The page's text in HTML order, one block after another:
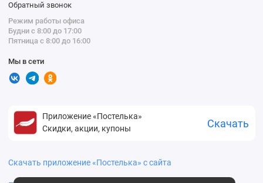
Обратный звонок
Режим работы офиса
Будни с 8:00 до 17:00
Пятница с 8:00 до 16:00
Мы в сети
Приложение «Постелька»
Скидки, акции, купоны
Скачать
Скачать приложение «Постелька» с сайта